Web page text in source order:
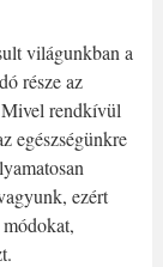
világunkban a
része az
rendkívül
egészségünkre
ezért